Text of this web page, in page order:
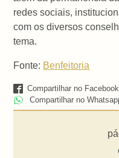
redes sociais,
com os diversos
tema.
Fonte: Benfeitoria
Compartilhar no Facebook
Compartilhar no